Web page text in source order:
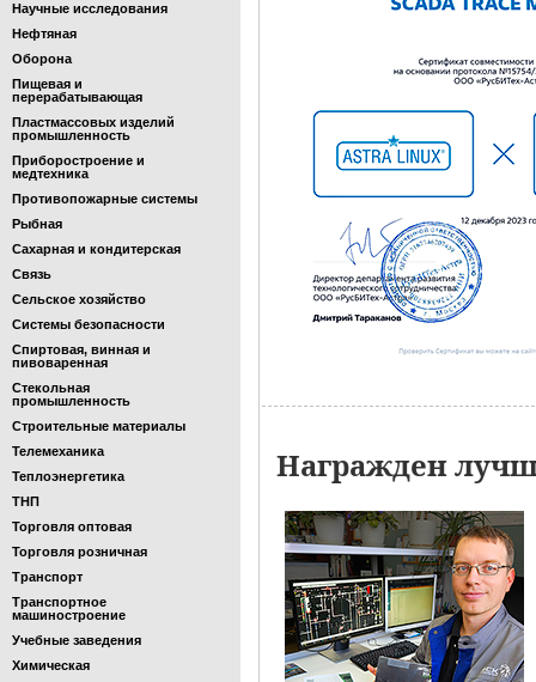
Научные исследования
Нефтяная
Оборона
Пищевая и
перерабатывающая
Пластмассовых изделий
промышленность
Приборостроение и
медтехника
Противопожарные системы
Рыбная
Сахарная и кондитерская
Связь
Сельское хозяйство
Системы безопасности
Спиртовая, винная и
пивоваренная
Стекольная
промышленность
Строительные материалы
Телемеханика
Теплоэнергетика
ТНП
Торговля оптовая
Торговля розничная
Транспорт
Транспортное
машиностроение
Учебные заведения
Химическая
Награжден